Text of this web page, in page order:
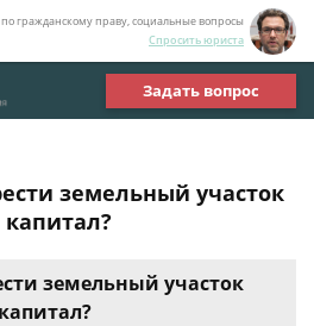
гражданскому праву, социальные вопросы
Спросить юриста
Задать вопрос
земельный участок
земельный участок